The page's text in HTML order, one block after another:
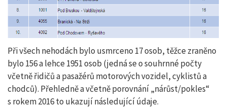
Při všech nehodách bylo usmrceno 17 osob, těžce zraněno
bylo 156 a lehce 1951 osob (jedná se o souhrnné počty
včetně řidičů a pasažérů motorových vozidel, cyklistů a
chodců). Přehledně a včetně porovnání„nárůst/pokles“
s rokem 2016 to ukazují následující údaje.